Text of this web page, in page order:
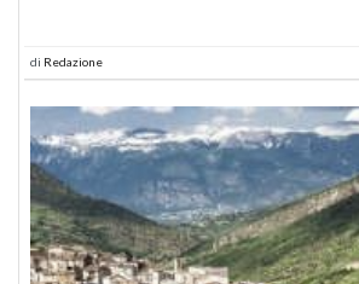
di Redazione